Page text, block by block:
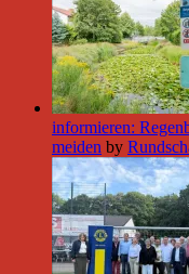
informieren:
meiden by